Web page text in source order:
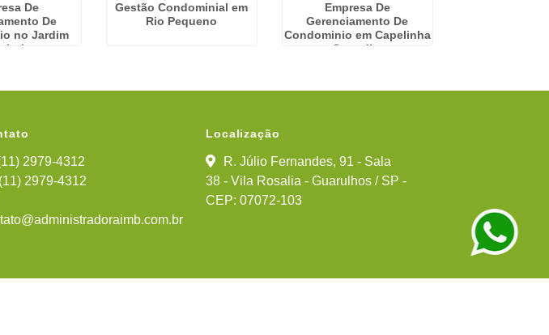
De
De
no Jardim
Luiz
Gestão Condominial em
Rio Pequeno
Empresa De
Gerenciamento De
Condominio em Capelinha
- Guarulhos
2979-4312
(11) 2979-4312
Localização
R. Júlio Fernandes, 91 - Sala
38 - Vila Rosalia - Guarulhos / SP -
CEP: 07072-103